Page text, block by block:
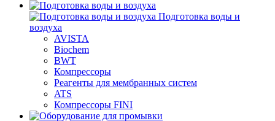
Подготовка воды и
воздуха
AVISTA
Biochem
BWT
Компрессоры
Реагенты для мембранных систем
ATS
Компрессоры FINI